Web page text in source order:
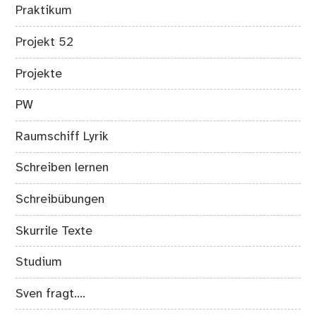
Praktikum
Projekt 52
Projekte
PW
Raumschiff Lyrik
Schreiben lernen
Schreibübungen
Skurrile Texte
Studium
Sven fragt….